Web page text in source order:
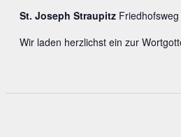
St. Joseph Straupitz
Wir laden herzlichst ein zur